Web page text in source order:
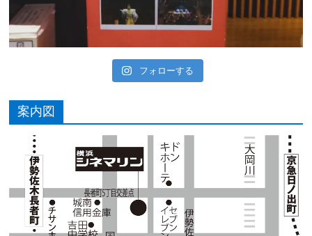
フォローする
案内図